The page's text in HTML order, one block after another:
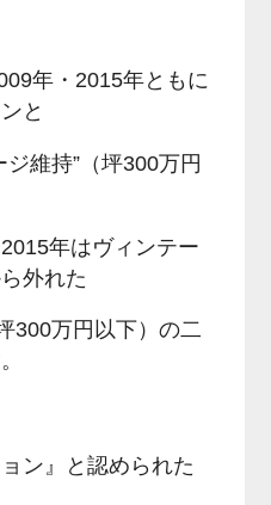
年・2015年ともに
と
維持”（坪300万円
年はヴィンテー
外れた
300万円以下）の二
ン』と認められた